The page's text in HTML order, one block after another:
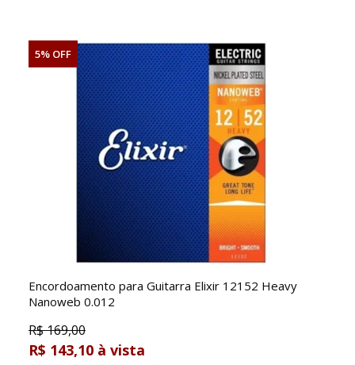
5% OFF
Encordoamento para Guitarra Elixir 12152 Heavy
Nanoweb 0.012
R$169,00
R$ 143,10